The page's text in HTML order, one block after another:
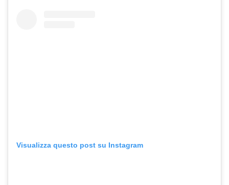
Visualizza questo post su Instagram